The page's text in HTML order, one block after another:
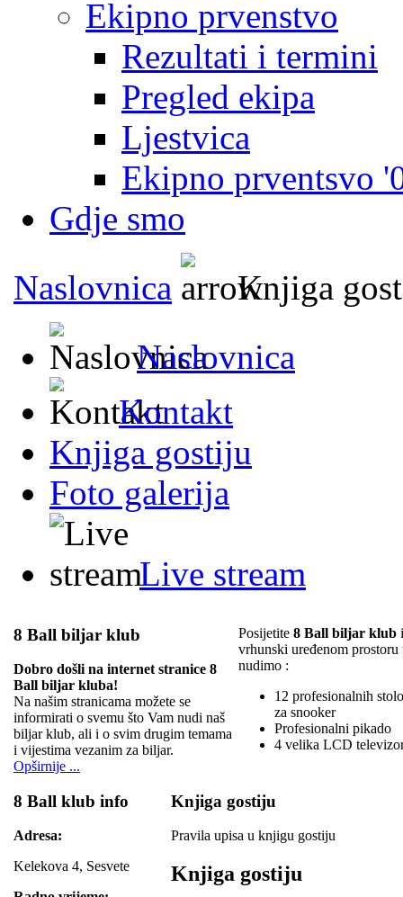
Ekipno prvenstvo
Rezultati i termini
Pregled ekipa
Ljestvica
Ekipno prventsvo
Gdje smo
Naslovnica
Knjiga
Naslovnica
Kontakt
Knjiga gostiju
Foto galerija
Live stream
8 Ball biljar klub
Dobro došli na internet stranice 8
Ball biljar kluba!
Na našim stranicama možete se
informirati o svemu što Vam nudi naš
biljar klub, ali i o svim drugim temama
i vijestima vezanim za biljar.
Opširnije ...
Posijetite 8 Ball biljar klub
vrhunski uređenom
nudimo :
12 profesionalnih
za snooker
Profesionalni pikado
4 velika LCD
8 Ball klub info
Adresa:
Kelekova 4, Sesvete
Knjiga gostiju
Pravila upisa u knjigu gostiju
Knjiga gostiju